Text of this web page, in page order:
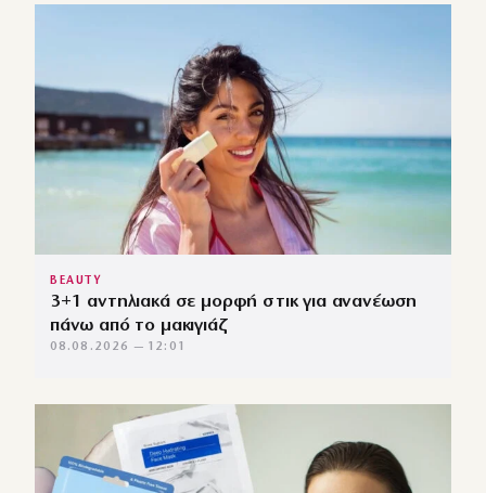
BEAUTY
3+1 αντηλιακά σε μορφή στικ για ανανέωση
πάνω από το μακιγιάζ
08.08.2026 — 12:01